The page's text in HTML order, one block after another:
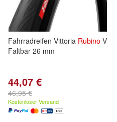
Fahrradreifen Vittoria Rubino V
Faltbar 26 mm
44,07 €
46,95 €
Kostenloser Versand